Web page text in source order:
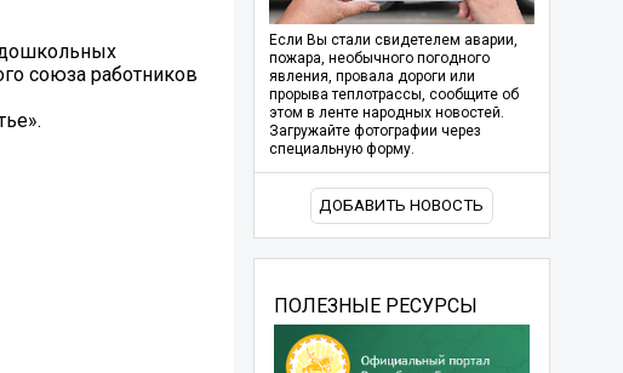
союза работников
Если Вы стали свидетелем аварии,
пожара, необычного погодного
явления, провала дороги или
прорыва теплотрассы, сообщите об
этом в ленте народных новостей.
Загружайте фотографии через
специальную форму.
ДОБАВИТЬ НОВОСТЬ
ПОЛЕЗНЫЕ РЕСУРСЫ